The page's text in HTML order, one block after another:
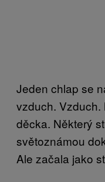
Jeden chlap se
vzduch. Vzduch.
děcka. Některý
světoznámou
Ale začala jako